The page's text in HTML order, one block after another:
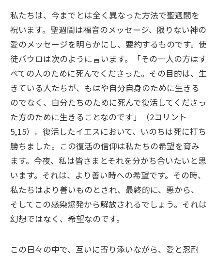
私たちは、今までとは全く異なった方法で聖週間を
祝います。聖週間は福音のメッセージ、限りない神の
愛のメッセージを明らかにし、要約するものです。使
徒パウロは次のように言います。「その一人の方はす
べての人のために死んでくださった。その目的は、生
きている人たちが、もはや自分自身のために生きる
のでなく、自分たちのために死んで復活してくださっ
た方のために生きることなのです」（2コリント
5,15）。復活したイエスにおいて、いのちは死に打ち
勝ちました。この復活の信仰は私たちの希望を育み
ます。今夜、私は皆さまとそれを分かち合いたいと思
います。それは、より善い時への希望です。その時、
私たちはより善いものとされ、最終的に、悪から、
そしてこの感染爆発から解放されるでしょう。それは
幻想ではなく、希望なのです。
この日々の中で、互いに寄り添いながら、愛と忍耐